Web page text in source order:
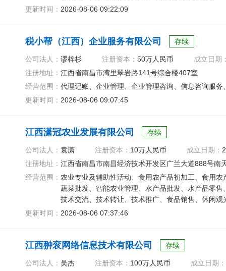
更新时间： 2026-08-06 09:22:09
税小帮（江西）企业服务有限公司 存续
公司法人： 谬梓杉 注册资本： 50万人民币
成立日期
注册地址： 江西省南昌市湾里翠岩路141号综合楼407室
经营范围： 代理记账、企业管理、企业管理咨询、信息咨询服
更新时间： 2026-08-06 09:07:45
江西潇冠农业发展有限公司 存续
公司法人： 袁潇 注册资本： 10万人民币 成立日期：
注册地址： 江西省南昌市南昌经济技术开发区广兰大道888号南
经营范围： 农业专业及辅助性活动、食用农产品初加工、食用
蔬菜批发、智能农业管理、水产品批发、水产品零
技术交流、技术转让、技术推广、食品销售、休闲观
更新时间： 2026-08-06 07:37:46
江西翀衮网络信息技术有限公司 存续
公司法人： 吴杰 注册资本： 100万人民币
成立日期：